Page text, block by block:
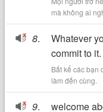
mà không ai
8.
Whatever
commit to it.
Bất kể các bạn
làm đến cùng.
9. welcome